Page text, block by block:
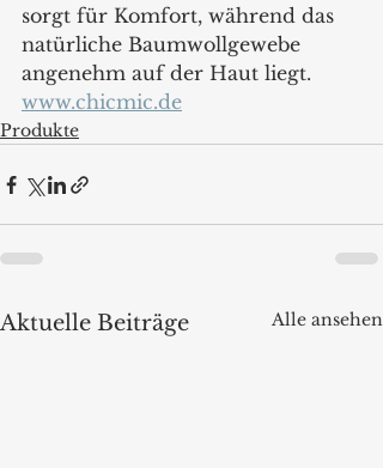
sorgt für Komfort, während das
natürliche Baumwollgewebe
angenehm auf der Haut liegt.
www.chicmic.de
Produkte
Aktuelle Beiträge Alle ansehen